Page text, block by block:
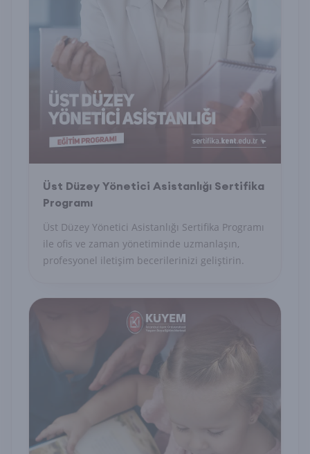
Üst Düzey Yönetici Asistanlığı Sertifika
Programı
Üst Düzey Yönetici Asistanlığı Sertifika Programı
ile ofis ve zaman yönetiminde uzmanlaşın,
profesyonel iletişim becerilerinizi geliştirin.